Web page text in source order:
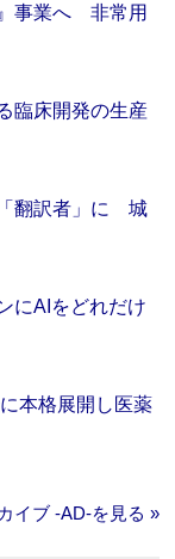
事業へ 非常用
臨床開発の生産
「翻訳者」に 城
にAIをどれだけ
本格展開し医薬
イブ ‐AD‐を見る »